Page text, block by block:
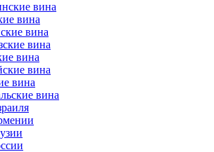
вина
вина
вина
вина
вина
вина
вина
вина